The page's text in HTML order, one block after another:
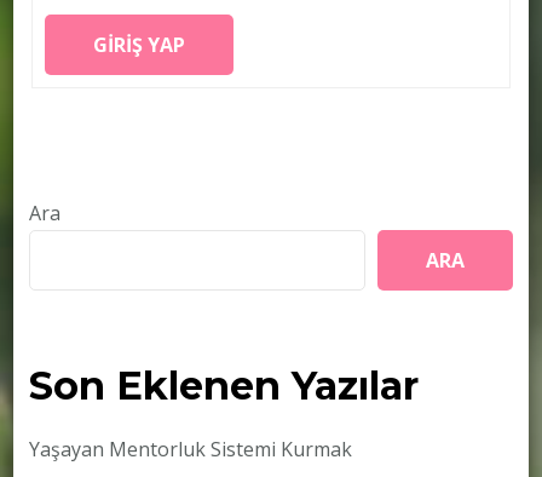
GIRIŞ YAP
Ara
ARA
Son Eklenen Yazılar
Yaşayan Mentorluk Sistemi Kurmak